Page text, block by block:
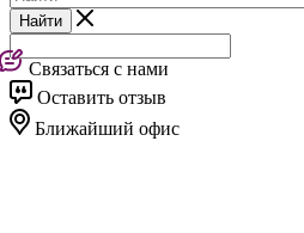
Найти
Связаться с нами
Оставить отзыв
Ближайший офис